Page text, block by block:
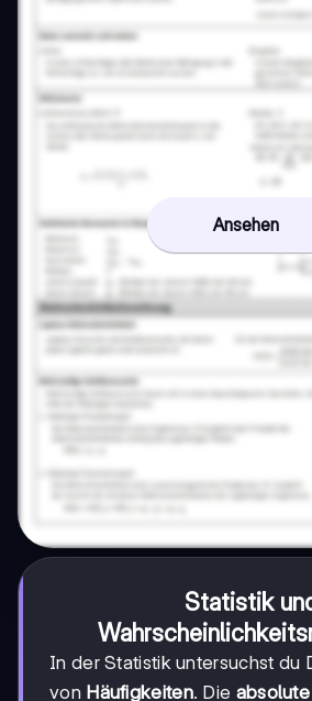
Ansehen
Statistik
In der Statistik untersuchst du
von Häufigkeiten. Die